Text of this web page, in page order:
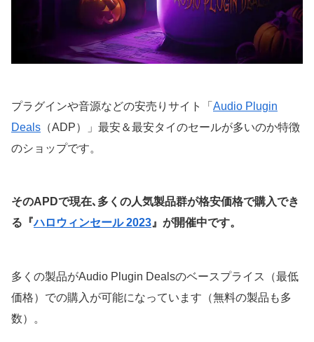
プラグインや音源などの安売りサイト「 Audio Plugin
Deals （ADP）」 最安＆最安タイのセールが多いのか特徴
のショップです。
そのAPDで現在､多くの人気製品群が格安価格で購入でき
る 『ハロウィンセール 2023 』 が開催中です。
多くの製品がAudio Plugin Dealsのベースプライス（最低
価格）での購入が可能になっています（無料の製品も多
数）。